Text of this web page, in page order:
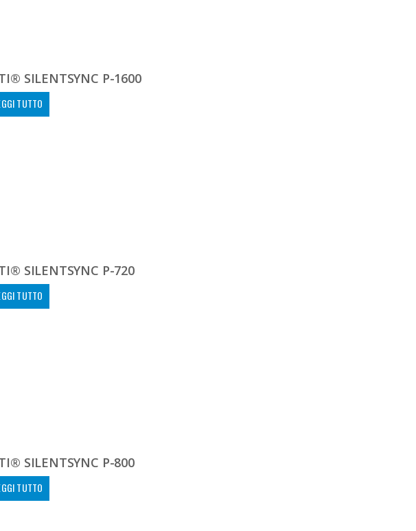
SILENTSYNC P-1600
TUTTO
SILENTSYNC P-720
TUTTO
SILENTSYNC P-800
TUTTO